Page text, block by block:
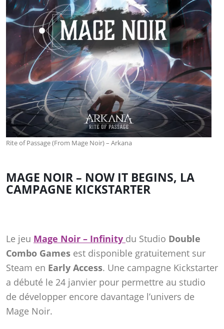
Rite of Passage (From Mage Noir) – Arkana
MAGE NOIR – NOW IT BEGINS, LA
CAMPAGNE KICKSTARTER
Le jeu Mage Noir – Infinity du Studio Double
Combo Games est disponible gratuitement sur
Steam en Early Access. Une campagne Kickstarter
a débuté le 24 janvier pour permettre au studio
de développer encore davantage l’univers de
Mage Noir.